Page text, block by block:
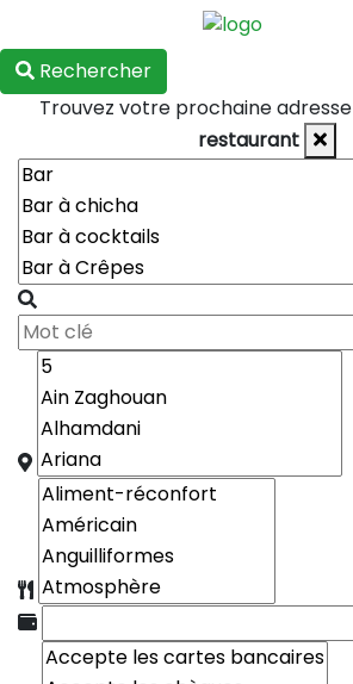
Rechercher
Trouvez votre prochaine adresse
restaurant